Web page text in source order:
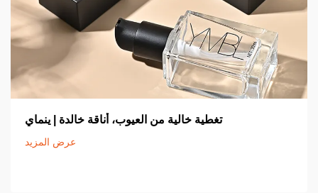
تغطية خالية من العيوب، أناقة خالدة | ينماي
عرض المزيد